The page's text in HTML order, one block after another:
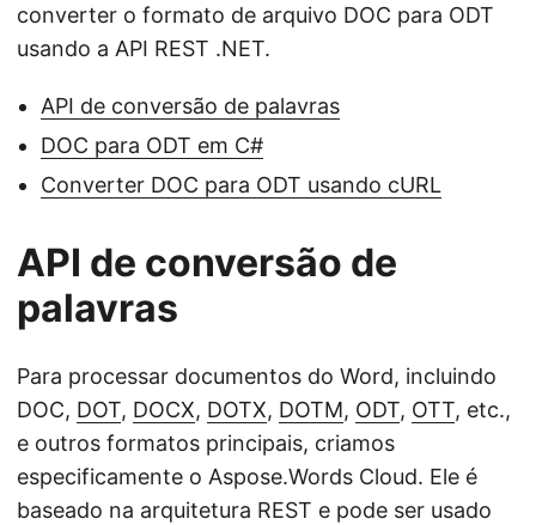
converter o formato de arquivo DOC para ODT
usando a API REST .NET.
API de conversão de palavras
DOC para ODT em C#
Converter DOC para ODT usando cURL
API de conversão de
palavras
Para processar documentos do Word, incluindo
DOC, DOT, DOCX, DOTX, DOTM, ODT, OTT, etc.,
e outros formatos principais, criamos
especificamente o Aspose.Words Cloud. Ele é
baseado na arquitetura REST e pode ser usado